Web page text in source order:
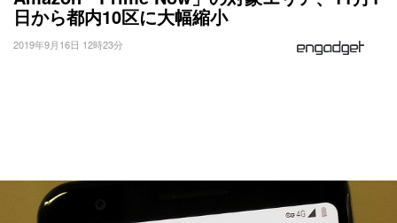
日から都内10区に大幅縮小
2019年9月16日 12時23分